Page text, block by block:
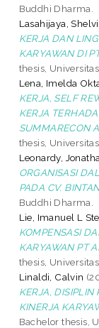
Buddhi Dharma.
Lasahijaya,
KERJA DAN
KARYAWAN DI
thesis,
Lena, Imelda
KERJA, SELF
KERJA
SUMMARECON
thesis,
Leonardy,
ORGANISASI
PADA CV.
Buddhi Dharma.
Lie, Imanuel L
KOMPENSASI
KARYAWAN PT
thesis,
Linaldi, Calvin
KERJA, DISIPLIN
KINERJA
Bachelor thesis,